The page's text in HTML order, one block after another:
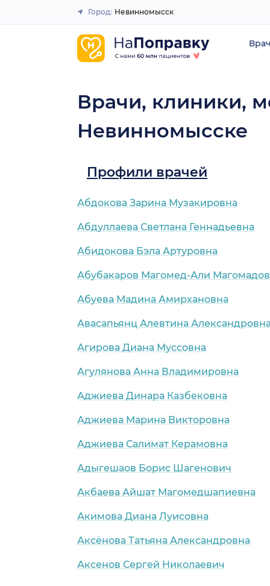
Закрыть
Город: Невинномысск
Врачи, клиники,
Невинномысске
Профили врачей
Абдокова Зарина Музакировна
Абдуллаева Светлана Геннадьевна
Абидокова Бэла Артуровна
Абубакаров Магомед-Али
Абуева Мадина Амирхановна
Авасапьянц Алевтина
Агирова Диана Муссовна
Агулянова Анна Владимировна
Аджиева Динара Казбековна
Аджиева Марина Викторовна
Аджиева Салимат Керамовна
Адыгешаов Борис Шагенович
Акбаева Айшат Магомедшапиевна
Акимова Диана Луисовна
Аксёнова Татьяна Александровна
Аксенов Сергей Николаевич